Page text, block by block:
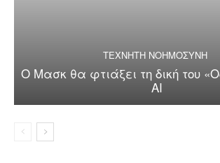
ΤΕΧΝΗΤΗ ΝΟΗΜΟΣΥΝΗ
Ο Μασκ θα φτιάξει τη δική του
AI